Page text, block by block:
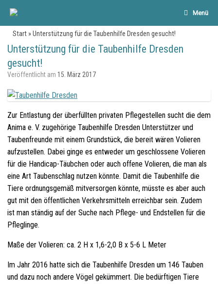
Menü
Start»Unterstützung für die Taubenhilfe Dresden gesucht!
Unterstützung für die Taubenhilfe Dresden
gesucht!
Veröffentlicht am 15. März 2017
Zur Entlastung der überfüllten privaten Pflegestellen sucht die dem
Anima e. V. zugehörige Taubenhilfe Dresden Unterstützer und
Taubenfreunde mit einem Grundstück, die bereit wären Volieren
aufzustellen. Dabei ginge es entweder um geschlossene Volieren
für die Handicap-Täubchen oder auch offene Volieren, die man als
eine Art Taubenschlag nutzen könnte. Damit die Taubenhilfe die
Tiere ordnungsgemäß mitversorgen könnte, müsste es aber auch
gut mit den öffentlichen Verkehrsmitteln erreichbar sein. Zudem
ist man ständig auf der Suche nach Pflege- und Endstellen für die
Pfleglinge.
Maße der Volieren: ca. 2 H x 1,6-2,0 B x 5-6 L Meter
Im Jahr 2016 hatte sich die Taubenhilfe Dresden um 146 Tauben
und dazu noch andere Vögel gekümmert. Die bedürftigen Tiere